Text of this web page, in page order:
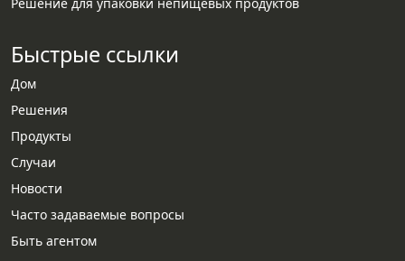
Быстрые ссылки
Дом
Решения
Продукты
Случаи
Новости
Часто задаваемые вопросы
Быть агентом